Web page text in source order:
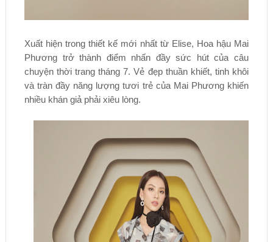
Xuất hiện trong thiết kế mới nhất từ Elise, Hoa hậu Mai
Phương trở thành điểm nhấn đầy sức hút của câu
chuyện thời trang tháng 7. Vẻ đẹp thuần khiết, tinh khôi
và tràn đầy năng lượng tươi trẻ của Mai Phương khiến
nhiều khán giả phải xiêu lòng.